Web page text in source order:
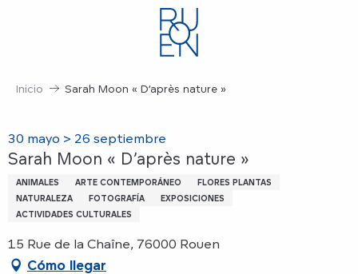
Inicio Sarah Moon « D’après nature »
30 mayo > 26 septiembre
Sarah Moon « D’après nature »
ANIMALES ARTE CONTEMPORÁNEO
FLORES PLANTAS
NATURALEZA
FOTOGRAFÍA
EXPOSICIONES
ACTIVIDADES CULTURALES
15 Rue de la Chaîne, 76000 Rouen
Cómo llegar